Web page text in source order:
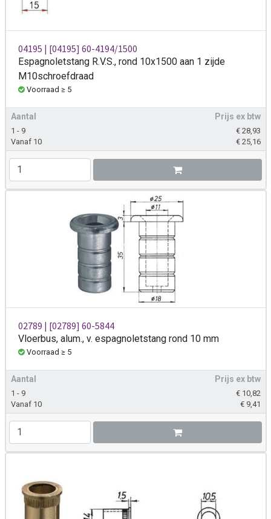
04195 | [04195] 60-4194/1500
Espagnoletstang R.V.S., rond 10x1500 aan 1 zijde
M10schroefdraad
Voorraad ≥ 5
Aantal Prijs ex btw
1 - 9 € 28,93
Vanaf 10
€ 25,16
02789 | [02789] 60-5844
Vloerbus, alum., v. espagnoletstang rond 10 mm
Voorraad ≥ 5
Aantal Prijs ex btw
1 - 9 € 10,82
Vanaf 10
€ 9,41